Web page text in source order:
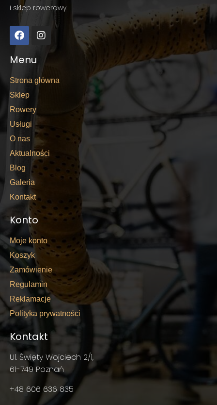
i sklep rowerowy.
Menu
Strona główna
Sklep
Rowery
Usługi
O nas
Aktualności
Blog
Galeria
Kontakt
Konto
Moje konto
Koszyk
Zamówienie
Regulamin
Reklamacje
Polityka prywatności
Kontakt
Ul. Święty Wojciech 2/1,
61-749 Poznań
+48 606 636 835